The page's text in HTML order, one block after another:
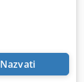
Nazvati